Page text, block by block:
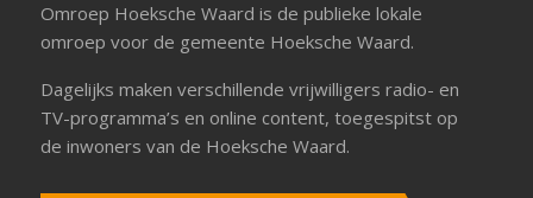
Omroep Hoeksche Waard is de publieke lokale
omroep voor de gemeente Hoeksche Waard.
Dagelijks maken verschillende vrijwilligers radio- en
TV-programma’s en online content, toegespitst op
de inwoners van de Hoeksche Waard.